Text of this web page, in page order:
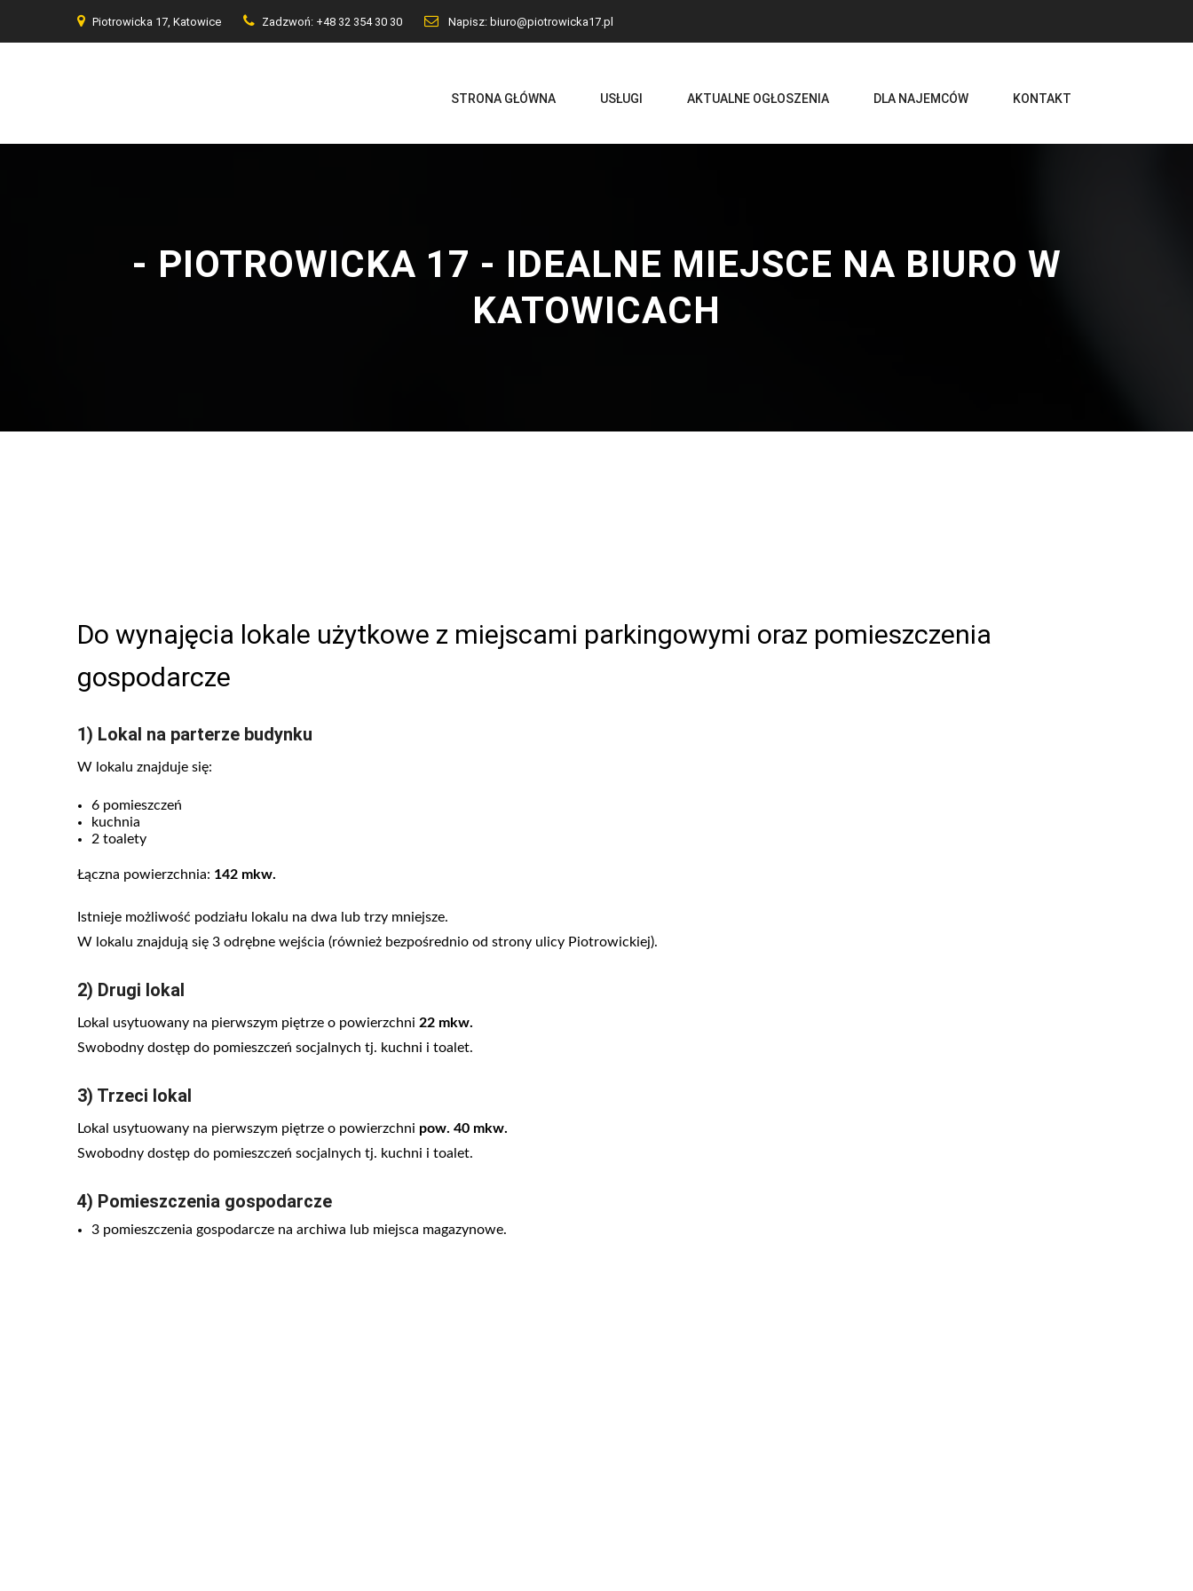
Piotrowicka 17, Katowice Zadzwoń: +48 32 354 30 30 Napisz: biuro@piotrowicka17.pl
STRONA GŁÓWNA USŁUGI AKTUALNE OGŁOSZENIA DLA NAJEMCÓW KONTAKT
- PIOTROWICKA 17 - IDEALNE MIEJSCE NA BIURO W
KATOWICACH
Do wynajęcia lokale użytkowe z miejscami parkingowymi oraz pomieszczenia
gospodarcze
1) Lokal na parterze budynku
W lokalu znajduje się:
6 pomieszczeń
kuchnia
2 toalety
Łączna powierzchnia: 142 mkw.
Istnieje możliwość podziału lokalu na dwa lub trzy mniejsze.
W lokalu znajdują się 3 odrębne wejścia (również bezpośrednio od strony ulicy Piotrowickiej).
2) Drugi lokal
Lokal usytuowany na pierwszym piętrze o powierzchni 22 mkw.
Swobodny dostęp do pomieszczeń socjalnych tj. kuchni i toalet.
3) Trzeci lokal
Lokal usytuowany na pierwszym piętrze o powierzchni pow. 40 mkw.
Swobodny dostęp do pomieszczeń socjalnych tj. kuchni i toalet.
4) Pomieszczenia gospodarcze
3 pomieszczenia gospodarcze na archiwa lub miejsca magazynowe.